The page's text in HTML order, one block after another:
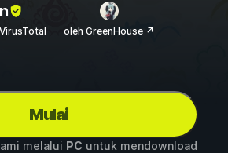
oleh GreenHouse ↗
Mulai
melalui PC untuk mendownload